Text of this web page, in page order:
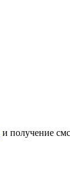
и получение